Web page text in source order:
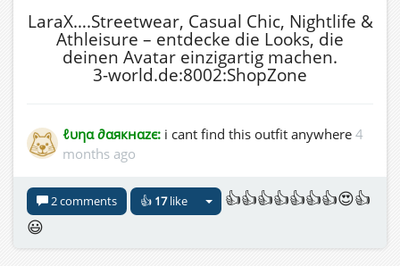
LaraX….Streetwear, Casual Chic, Nightlife &
Athleisure – entdecke die Looks, die
deinen Avatar einzigartig machen.
3-world.de:8002:ShopZone
ℓυηα ∂αякнαzє: i cant find this outfit anywhere 4
months ago
2 comments 👍 17like
👍👍👍👍👍👍👍😍👍
😃